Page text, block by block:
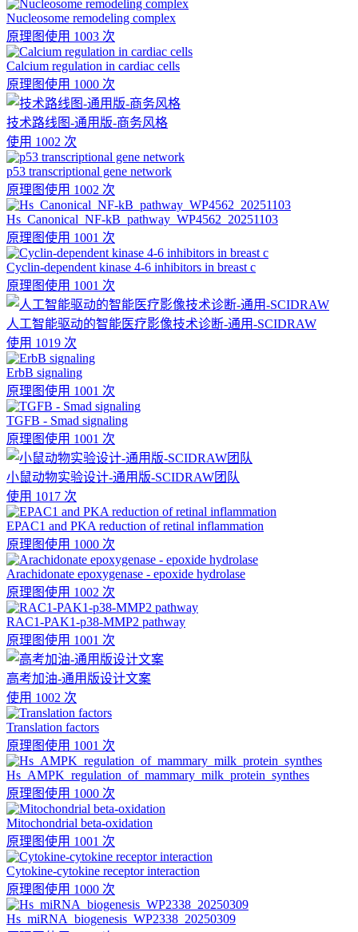
Nucleosome remodeling complex
原理图使用 1003 次
Calcium regulation in cardiac cells
原理图使用 1000 次
技术路线图-通用版-商务风格
使用 1002 次
p53 transcriptional gene network
原理图使用 1002 次
Hs_Canonical_NF-kB_pathway_WP4562_20251103
原理图使用 1001 次
Cyclin-dependent kinase 4-6 inhibitors in breast c
原理图使用 1001 次
人工智能驱动的智能医疗影像技术诊断-通用-SCIDRAW
使用 1019 次
ErbB signaling
原理图使用 1001 次
TGFB - Smad signaling
原理图使用 1001 次
小鼠动物实验设计-通用版-SCIDRAW团队
使用 1017 次
EPAC1 and PKA reduction of retinal inflammation
原理图使用 1000 次
Arachidonate epoxygenase - epoxide hydrolase
原理图使用 1002 次
RAC1-PAK1-p38-MMP2 pathway
原理图使用 1001 次
高考加油-通用版设计文案
使用 1002 次
Translation factors
原理图使用 1001 次
Hs_AMPK_regulation_of_mammary_milk_protein_synthes
原理图使用 1000 次
Mitochondrial beta-oxidation
原理图使用 1001 次
Cytokine-cytokine receptor interaction
原理图使用 1000 次
Hs_miRNA_biogenesis_WP2338_20250309